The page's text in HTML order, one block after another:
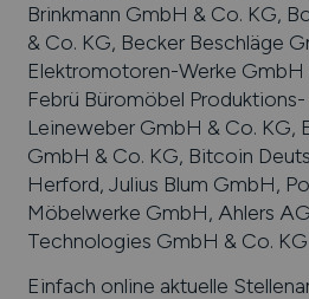
Brinkmann GmbH & Co. KG,
& Co. KG, Becker Beschläge
Elektromotoren-Werke GmbH
Febrü Büromöbel
Leineweber GmbH & Co. KG,
GmbH & Co. KG, Bitcoin
Herford, Julius Blum GmbH,
Möbelwerke GmbH, Ahlers
Technologies GmbH & Co. KG
Einfach online aktuelle